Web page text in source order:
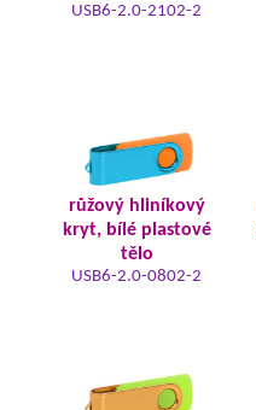
USB6-2.0-2102-2
růžový hliníkový
kryt, bílé plastové
tělo
USB6-2.0-0802-2